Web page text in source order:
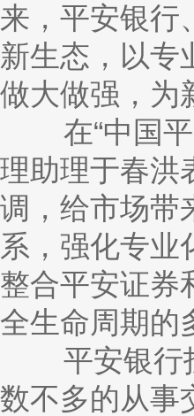
来，平安银行
新生态，以专
做大做强，为
在“中国平
理助理于春洪
调，给市场带
系，强化专业
整合平安证券
全生命周期的
平安银行投
数不多的从事